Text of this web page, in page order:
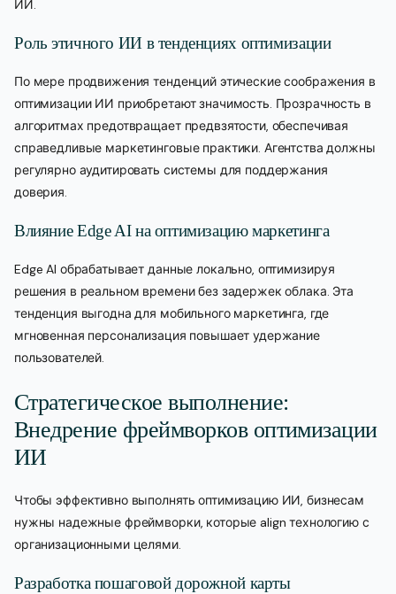
ИИ.
Роль этичного ИИ в тенденциях оптимизации
По мере продвижения тенденций этические соображения в
оптимизации ИИ приобретают значимость. Прозрачность в
алгоритмах предотвращает предвзятости, обеспечивая
справедливые маркетинговые практики. Агентства должны
регулярно аудитировать системы для поддержания
доверия.
Влияние Edge AI на оптимизацию маркетинга
Edge AI обрабатывает данные локально, оптимизируя
решения в реальном времени без задержек облака. Эта
тенденция выгодна для мобильного маркетинга, где
мгновенная персонализация повышает удержание
пользователей.
Стратегическое выполнение:
Внедрение фреймворков оптимизации
ИИ
Чтобы эффективно выполнять оптимизацию ИИ, бизнесам
нужны надежные фреймворки, которые align технологию с
организационными целями.
Разработка пошаговой дорожной карты